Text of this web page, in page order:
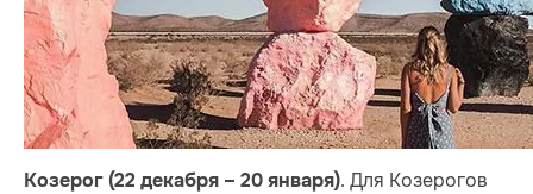
Козерог (22 декабря – 20 января). Для Козерогов